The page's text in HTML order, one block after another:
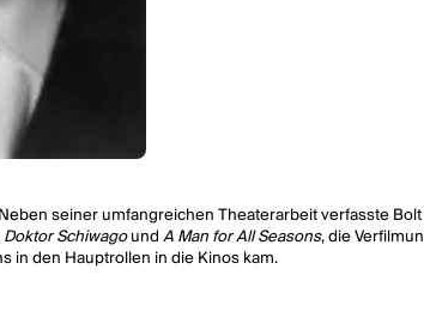
seiner umfangreichen Theaterarbeit verfasste
Doktor SchiwagoundA Man for All Seasons, die
in den Hauptrollen in die Kinos kam.